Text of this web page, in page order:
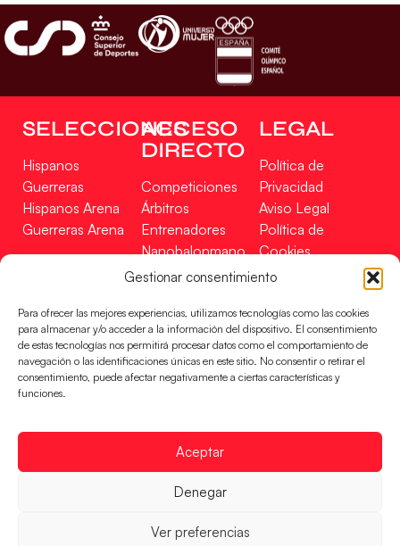
Gestionar consentimiento
Para ofrecer las mejores experiencias, utilizamos tecnologías como las cookies
para almacenar y/o acceder a la información del dispositivo. El consentimiento
de estas tecnologías nos permitirá procesar datos como el comportamiento de
navegación o las identificaciones únicas en este sitio. No consentir o retirar el
consentimiento, puede afectar negativamente a ciertas características y
funciones.
Aceptar
Denegar
Ver preferencias
SELECCIONES
Hispanos
Guerreras
Hispanos Arena
Guerreras Arena
ACCESO
DIRECTO
Competiciones
Árbitros
Entrenadores
Nanobalonmano
Tienda
LEGAL
Política de
Privacidad
Aviso Legal
Política de
Cookies
Mapa Web
Incidencias
CONTACTO
EN
FINANCIADO
RFEBM © 2024. Todos los derechos reservados –